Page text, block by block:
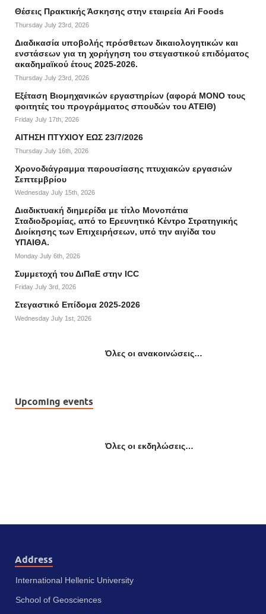
Θέσεις Πρακτικής Άσκησης στην εταιρεία Ari Foods
Thursday July 23rd, 2026
Διαδικασία υποβολής πρόσθετων δικαιολογητικών και
ενστάσεων για τη χορήγηση του στεγαστικού επιδόματος
ακαδημαϊκού έτους 2025-2026.
Thursday July 23rd, 2026
Εξέταση Βιομηχανικών εργαστηρίων (αφορά ΜΟΝΟ τους
φοιτητές του προγράμματος σπουδών του ΑΤΕΙΘ)
Friday July 17th, 2026
ΑΙΤΗΣΗ ΠΤΥΧΙΟΥ ΕΩΣ 23/7/2026
Thursday July 16th, 2026
Χρονοδιάγραμμα παρουσίασης πτυχιακών εργασιών
Σεπτεμβρίου
Wednesday July 15th, 2026
Διαδικτυακή διημερίδα με τίτλο Μονοπάτια
Σταδιοδρομίας, από το Ερευνητικό Κέντρο Στρατηγικής
Διοίκησης των Επιχειρήσεων, υπό την αιγίδα του
ΥΠΑΙΘΑ.
Monday July 6th, 2026
Συμμετοχή του ΔιΠαΕ στην ICC
Friday July 3rd, 2026
Στεγαστικό Επίδομα 2025-2026
Wednesday July 1st, 2026
Όλες οι ανακοινώσεις…
Upcoming events
Όλες οι εκδηλώσεις…
Address
International Hellenic University
School of Geosciences